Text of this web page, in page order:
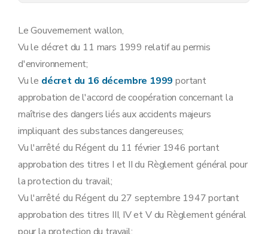
Art. 15
Art. 17
Sous-section 4
Art. 18
Sous-section 5 Contenu du permis d'environnement
Art. 19
Sous-section 6
Modalités d'instruction des recours dirigés contre les décisions relatives aux demandes de permis d'environnement
Art. 20
Art. 21
Art. 22
Art. 23
Art. 24
Art. 25
Art. 26
Sous-section 7
Tenue des registres des permis d'environnement
Art. 27
Art. 28
Le Gouvernement wallon,
Vu le décret du 11 mars 1999 relatif au permis
d'environnement;
Vu le décret du 16 décembre 1999 portant
approbation de l'accord de coopération concernant la
maîtrise des dangers liés aux accidents majeurs
impliquant des substances dangereuses;
Vu l'arrêté du Régent du 11 février 1946 portant
approbation des titres I et II du Règlement général pour
la protection du travail;
Vu l'arrêté du Régent du 27 septembre 1947 portant
approbation des titres III, IV et V du Règlement général